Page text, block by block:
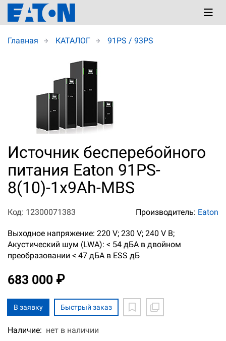
Главная КАТАЛОГ 91PS / 93PS
Источник бесперебойного
питания Eaton 91PS-
8(10)-1x9Ah-MBS
Код: 12300071383 Производитель: Eaton
Выходное напряжение: 220 V; 230 V; 240 V В;
Акустический шум (LWA): < 54 дБА в двойном
преобразовании < 47 дБА в ESS дБ
683 000 ₽
В заявку Быстрый заказ
Наличие: нет в наличии